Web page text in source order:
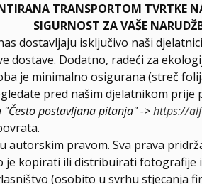
TRANSPORTOM TVRTKE
SIGURNOST ZA VAŠE
dostavljaju isključivo naši
dostave. Dodatno, radeći za
je minimalno osigurana (streč
pred našim djelatnikom prije
"Često postavljana pitanja" ->https://
pravom. Sva prava
je kopirati ili distribuirati
(osobito u svrhu stjecanja